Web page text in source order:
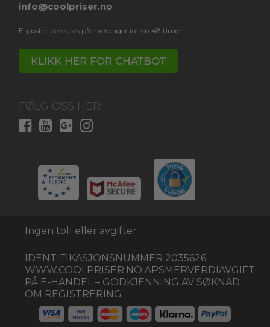
info@coolpriser.no
E-poster besvares på hverdager innen 48 timer.
KLIKK HER FOR CHATBOT
FØLG OSS HER:
Ingen toll eller avgifter
IDENTIFIKASJONSNUMMER 2035626
WWW.COOLPRISER.NO APSMERVERDIAVGIFT
PÅ E-HANDEL – GODKJENNING AV SØKNAD
OM REGISTRERING